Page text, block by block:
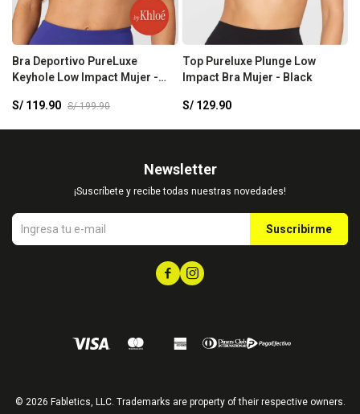
Bra Deportivo PureLuxe
Keyhole Low Impact Mujer -
S/ 119.90 S/ 199.90
Top Pureluxe Plunge Low
Impact Bra Mujer - Black
S/ 129.90
Newsletter
¡Suscríbete y recibe todas nuestras novedades!
Suscribirme
 
© 2026 Fabletics, LLC. Trademarks are property of their respective owners.